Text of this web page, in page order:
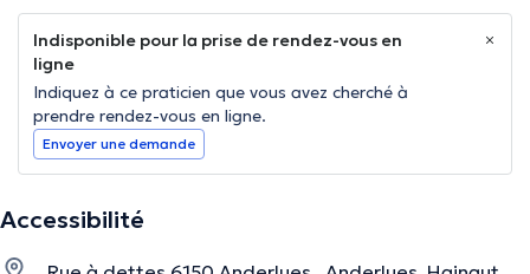
Indisponible pour la prise de rendez-vous en
ligne
Indiquez à ce praticien que vous avez cherché à
prendre rendez-vous en ligne.
Envoyer une demande
Accessibilité